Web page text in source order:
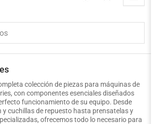
m
a
colección de piezas para máquinas de
con componentes esenciales diseñados
funcionamiento de su equipo. Desde
y cuchillas de repuesto hasta prensatelas y
ofrecemos todo lo necesario para